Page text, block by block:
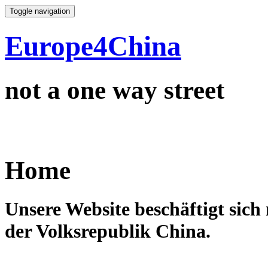
Toggle navigation
Europe4China
not a one way street
Home
Unsere Website beschäftigt
der Volksrepublik China.